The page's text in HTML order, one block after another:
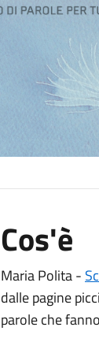
Cos'è
Maria Polita -
dalle pagine
parole che